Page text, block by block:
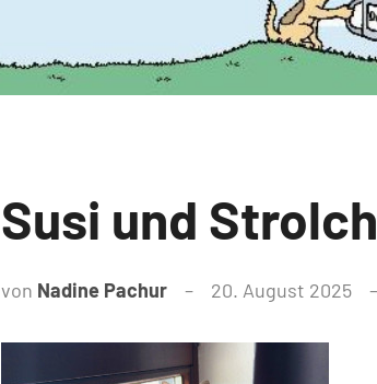
Susi und Strolch
von Nadine Pachur 20. August 2025